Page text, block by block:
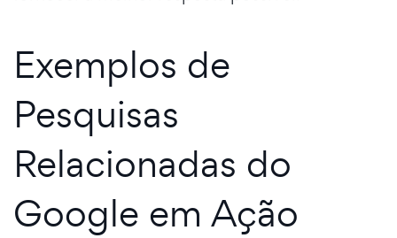
Exemplos de
Pesquisas
Relacionadas do
Google em Ação